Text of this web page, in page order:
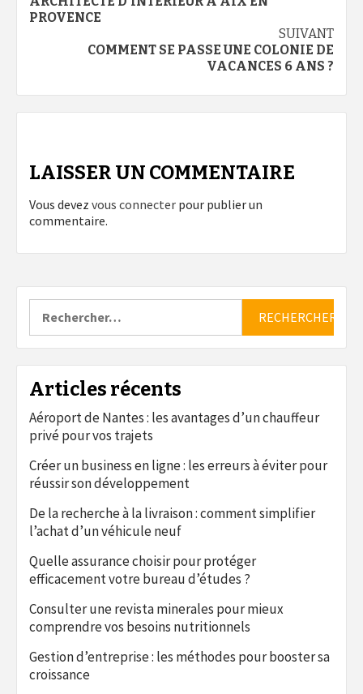
PROVENCE
SUIVANT
COMMENT SE PASSE UNE COLONIE DE
VACANCES 6 ANS ?
LAISSER UN COMMENTAIRE
Vous devez vous connecter pour publier un
commentaire.
Articles récents
Aéroport de Nantes : les avantages d’un chauffeur
privé pour vos trajets
Créer un business en ligne : les erreurs à éviter pour
réussir son développement
De la recherche à la livraison : comment simplifier
l’achat d’un véhicule neuf
Quelle assurance choisir pour protéger
efficacement votre bureau d’études ?
Consulter une revista minerales pour mieux
comprendre vos besoins nutritionnels
Gestion d’entreprise : les méthodes pour booster sa
croissance